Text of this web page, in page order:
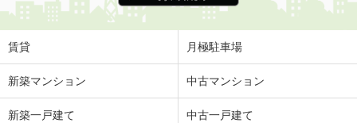
住 所
香川県高松市木太町
専有面積
香川県丸亀市川西町北
4.90万円
賃貸 月極駐車場
新築マンション 中古マンション
新築一戸建て 中古一戸建て